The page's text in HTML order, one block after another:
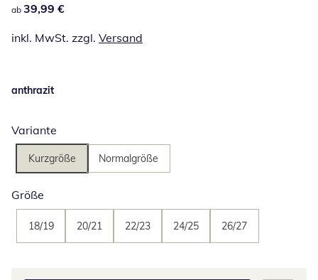
39,99 €
ab 39,99 €
inkl. MwSt. zzgl. Versand
anthrazit
Variante
Kurzgröße Normalgröße
Größe
18/19 20/21 22/23 24/25 26/27